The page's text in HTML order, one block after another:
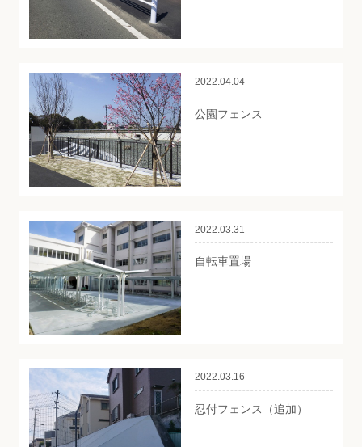
2022.04.04
公園フェンス
2022.03.31
自転車置場
2022.03.16
忍付フェンス（追加）